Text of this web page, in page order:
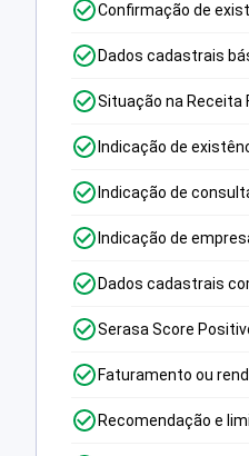
Confirmação de
Dados cadastrais
Situação na Receita
Indicação de
Indicação de
Indicação de
Dados cadastrais
Serasa Score
Faturamento ou
Recomendação e